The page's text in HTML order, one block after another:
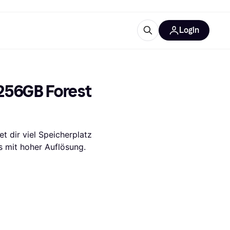
Artikel
Login
Forest
dir viel Speicherplatz
mit hoher Auflösung.